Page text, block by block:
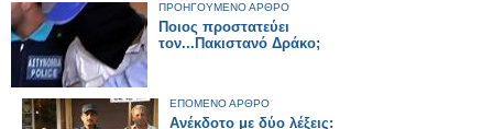
ΠΡΟΗΓΟΥΜΕΝΟ ΑΡΘΡΟ
Ποιος προστατεύει
τον...Πακιστανό Δράκο;
ΕΠΟΜΕΝΟ ΑΡΘΡΟ
Ανέκδοτο με δύο λέξεις: